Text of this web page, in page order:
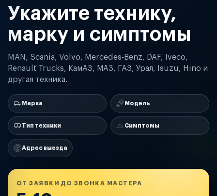
Укажите технику,
марку и симптомы
MAN, Scania, Volvo, Mercedes-Benz, DAF, Iveco,
Renault Trucks, КамАЗ, МАЗ, ГАЗ, Урал, Isuzu, Hino и
другая техника.
Марка Модель
Тип техники Симптомы
Адрес выезда
ОТ ЗАЯВКИ ДО ЗВОНКА МАСТЕРА